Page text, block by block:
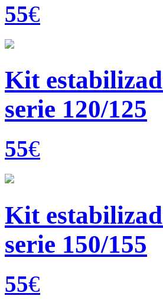
55€
Kit
serie 120/125
55€
Kit
serie 150/155
55€